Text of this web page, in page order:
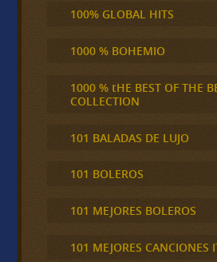
100% GLOBAL HITS
1000 % BOHEMIO
1000 % tHE BEST OF THE
COLLECTION
101 BALADAS DE LUJO
101 BOLEROS
101 MEJORES BOLEROS
101 MEJORES CANCIONES